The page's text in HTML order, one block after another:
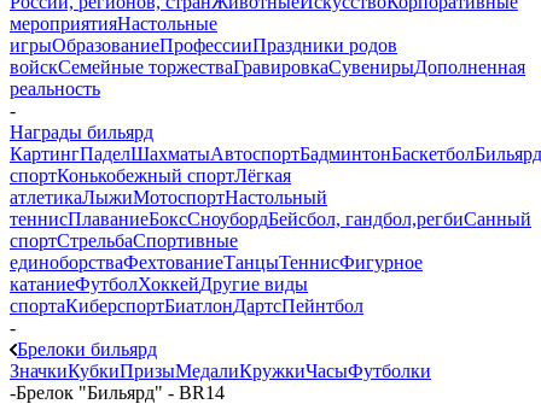
мероприятияНастольные
игрыОбразованиеПрофессииПраздники родов
войскСемейные торжестваГравировкаСувенирыДополненная
реальность
-
Награды бильярд
КартингПаделШахматыАвтоспортБадминтонБаскетболБильярд
спортКонькобежный спортЛёгкая
атлетикаЛыжиМотоспортНастольный
теннисПлаваниеБоксСноубордБейсбол, гандбол,регбиСанный
спортСтрельбаСпортивные
единоборстваФехтованиеТанцыТеннисФигурное
катаниеФутболХоккейДругие виды
спортаКиберспортБиатлонДартсПейнтбол
-
Брелоки бильярд
ЗначкиКубкиПризыМедалиКружкиЧасыФутболки
-Брелок "Бильярд" - BR14